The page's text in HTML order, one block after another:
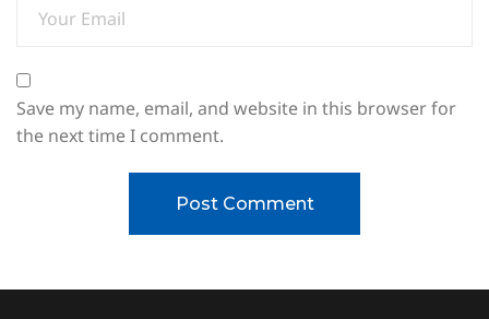
Save my name, email, and website in this browser for
the next time I comment.